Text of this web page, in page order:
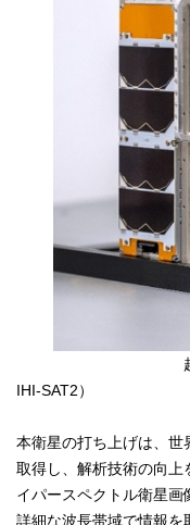
超小型ハイパ
IHI-SAT2）
本衛星の打ち上げは、世
取得し、解析技術の向上
イパースペクトル衛星画
詳細な波長帯域で情報を